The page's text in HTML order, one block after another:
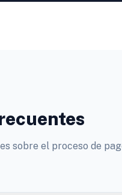
sobre el proceso de